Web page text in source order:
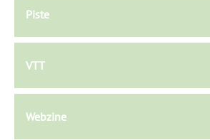
Piste
VTT
Webzine